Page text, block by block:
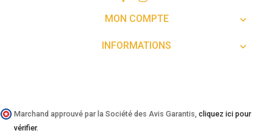
MON COMPTE 
INFORMATIONS 
Marchand approuvé par la Société des Avis Garantis, cliquez ici pour
vérifier.